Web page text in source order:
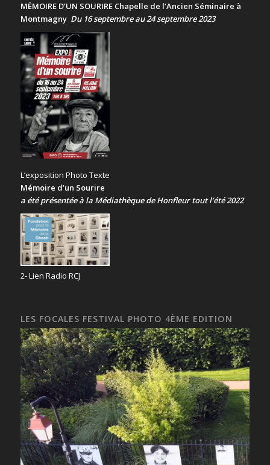
MÉMOIRE D’UN SOURIRE Chapelle de l’Ancien Séminaire à
Montmagny Du 16 septembre au 24 septembre 2023
L’exposition Photo Texte
Mémoire d’un Sourire
a été présentéeà la Médiathèque de Honfleur tout l’été 2022
2- Lien Radio RCJ
LES FOCALES FESTIVAL PHOTO 4ÈME EDITION